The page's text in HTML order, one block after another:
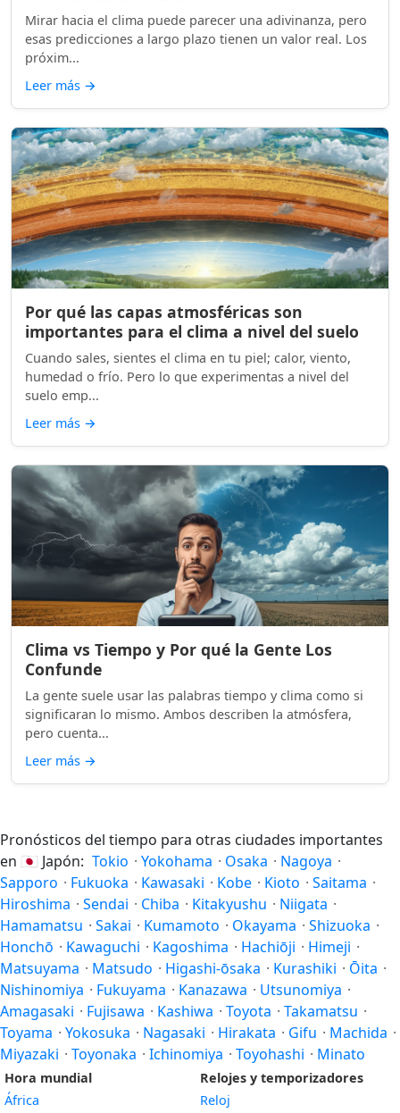
Mirar hacia el clima puede parecer una adivinanza, pero
esas predicciones a largo plazo tienen un valor real. Los
próxim...
Leer más →
Por qué las capas atmosféricas son
importantes para el clima a nivel del suelo
Cuando sales, sientes el clima en tu piel; calor, viento,
humedad o frío. Pero lo que experimentas a nivel del
suelo emp...
Leer más →
Clima vs Tiempo y Por qué la Gente Los
Confunde
La gente suele usar las palabras tiempo y clima como si
significaran lo mismo. Ambos describen la atmósfera,
pero cuenta...
Leer más →
Pronósticos del tiempo para otras ciudades importantes
en 🇯🇵 Japón: Tokio · Yokohama · Osaka · Nagoya ·
Sapporo · Fukuoka · Kawasaki · Kobe · Kioto · Saitama ·
Hiroshima · Sendai · Chiba · Kitakyushu · Niigata ·
Hamamatsu · Sakai · Kumamoto · Okayama · Shizuoka ·
Honchō · Kawaguchi · Kagoshima · Hachiōji · Himeji ·
Matsuyama · Matsudo · Higashi-ōsaka · Kurashiki · Ōita ·
Nishinomiya · Fukuyama · Kanazawa · Utsunomiya ·
Amagasaki · Fujisawa · Kashiwa · Toyota · Takamatsu ·
Toyama · Yokosuka · Nagasaki · Hirakata · Gifu · Machida ·
Miyazaki · Toyonaka · Ichinomiya · Toyohashi · Minato
Hora mundial
África
Relojes y temporizadores
Reloj